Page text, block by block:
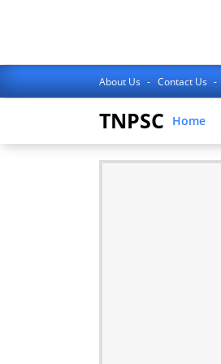
About Us Contact Us
TNPSC Home